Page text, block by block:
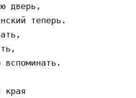
дверь,
теперь.
вспоминать.
края